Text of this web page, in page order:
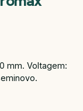
mm. Voltagem: